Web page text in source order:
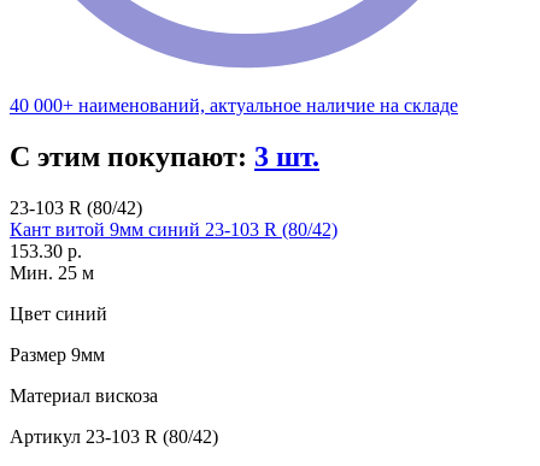
40 000+ наименований, актуальное наличие на складе
С этим покупают: 3 шт.
23-103 R (80/42)
Кант витой 9мм синий 23-103 R (80/42)
153.30 р.
Мин. 25 м
Цвет синий
Размер 9мм
Материал вискоза
Артикул 23-103 R (80/42)